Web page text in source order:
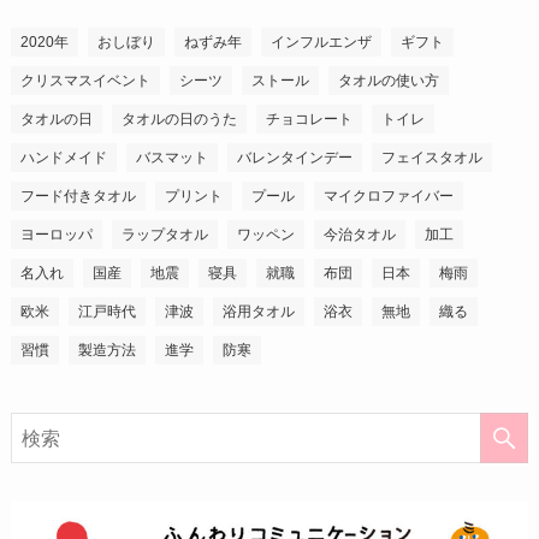
2020年 おしぼり ねずみ年 インフルエンザ ギフト
クリスマスイベント シーツ ストール タオルの使い方
タオルの日 タオルの日のうた チョコレート トイレ
ハンドメイド バスマット バレンタインデー フェイスタオル
フード付きタオル プリント プール マイクロファイバー
ヨーロッパ ラップタオル ワッペン 今治タオル 加工
名入れ 国産 地震 寝具 就職 布団 日本 梅雨
欧米 江戸時代 津波 浴用タオル 浴衣 無地 織る
習慣 製造方法 進学 防寒